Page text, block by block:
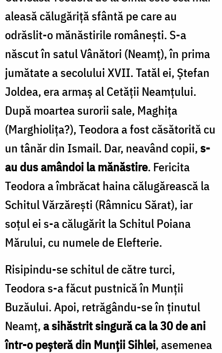
aleasă călugăriţă sfântă pe care au
odrăslit-o mănăstirile româneşti. S-a
născut în satul Vânători (Neamţ), în prima
jumătate a secolului XVII. Tatăl ei, Ştefan
Joldea, era armaş al Cetăţii Neamţului.
După moartea surorii sale, Maghiţa
(Marghioliţa?), Teodora a fost căsătorită cu
un tânăr din Ismail. Dar, neavând copii,s-
au dus amândoi la mănăstire. Fericita
Teodora a îmbrăcat haina călugărească la
Schitul Vărzăreşti (Râmnicu Sărat), iar
soţul ei s-a călugărit la Schitul Poiana
Mărului, cu numele de Elefterie.
Risipindu-se schitul de către turci,
Teodora s-a făcut pustnică în Munţii
Buzăului. Apoi, retrăgându-se în ţinutul
Neamţ,a sihăstrit singură ca la 30 de ani
într-o peşteră din Munţii Sihlei, asemenea